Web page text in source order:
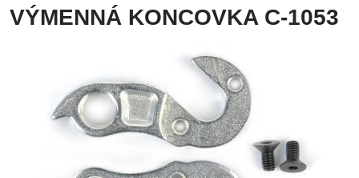
VÝMENNÁ KONCOVKA C-1053